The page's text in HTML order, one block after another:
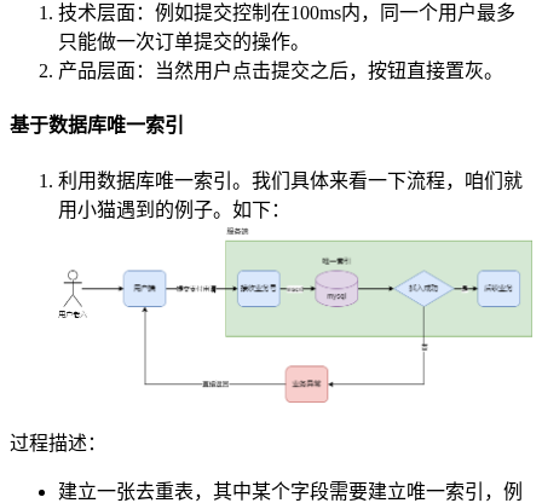
技术层面：例如提交控制在100ms内，同一个用户最多
只能做一次订单提交的操作。
产品层面：当然用户点击提交之后，按钮直接置灰。
基于数据库唯一索引
利用数据库唯一索引。我们具体来看一下流程，咱们就
用小猫遇到的例子。如下：
过程描述：
建立一张去重表，其中某个字段需要建立唯一索引，例